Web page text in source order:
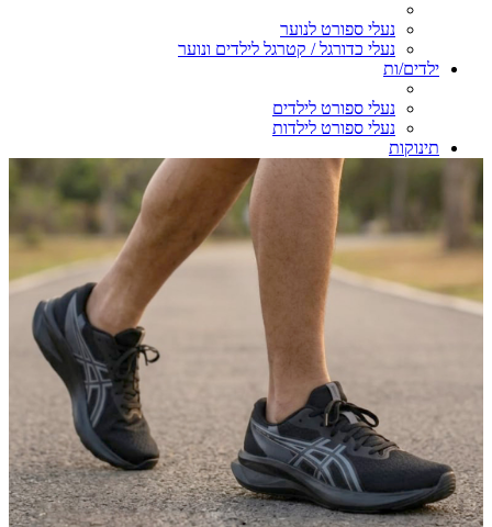
נעלי ספורט לנוער
נעלי כדורגל / קטרגל לילדים ונוער
ילדים/ות
נעלי ספורט לילדים
נעלי ספורט לילדות
תינוקות